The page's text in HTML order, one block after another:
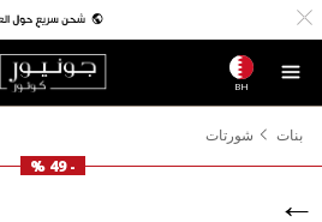
BH
بنات
شورتات
- 49 %